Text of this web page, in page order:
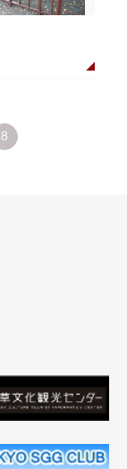
8